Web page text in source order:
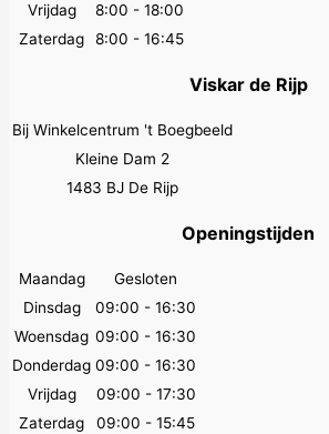
Vrijdag
8:00 - 18:00
Zaterdag
8:00 - 16:45
Viskar de Rijp
Bij Winkelcentrum 't Boegbeeld
Kleine Dam 2
1483 BJ De Rijp
Openingstijden
Maandag
Gesloten
Dinsdag
09:00 - 16:30
Woensdag 09:00 - 16:30
Donderdag 09:00 - 16:30
Vrijdag
09:00 - 17:30
Zaterdag
09:00 - 15:45